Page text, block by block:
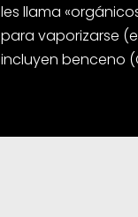
les llama
para vaporizarse
incluyen benceno